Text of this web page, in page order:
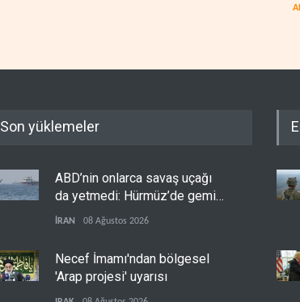
Son yüklemeler
ABD’nin onlarca savaş uçağı
da yetmedi: Hürmüz’de gemi
vuruldu
İRAN 08 Ağustos 2026
Necef İmamı'ndan bölgesel
'Arap projesi' uyarısı